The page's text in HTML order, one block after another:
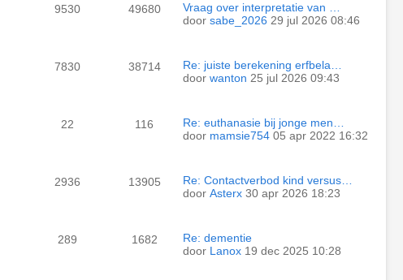
9530 49680
Vraag over interpretatie van …
door sabe_2026 29 jul 2026 08:46
7830 38714
Re: juiste berekening erfbela…
door wanton 25 jul 2026 09:43
22 116
Re: euthanasie bij jonge men…
door mamsie754 05 apr 2022 16:32
2936 13905
Re: Contactverbod kind versus…
door Asterx 30 apr 2026 18:23
289 1682
Re: dementie
door Lanox 19 dec 2025 10:28